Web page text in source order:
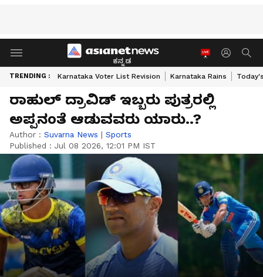
ಕನ್ನಡ
TRENDING : Karnataka Voter List Revision Karnataka Rains
ರಾಹುಲ್ ದ್ರಾವಿಡ್ ಇಬ್ಬರು ಪುತ್ರರಲ್ಲಿ
ಅಪ್ಪನಂತೆ ಆಡುವವರು ಯಾರು..?
Author : Suvarna News | Sports
Published : Jul 08 2026, 12:01 PM IST